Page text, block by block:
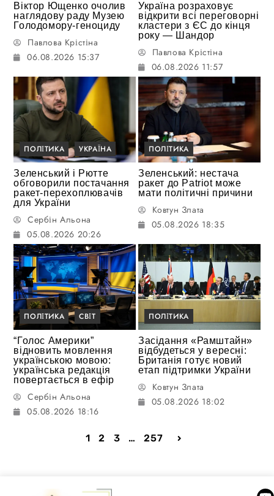
Віктор Ющенко очолив
наглядову раду Музею
Голодомору-геноциду
Павлова Крістіна
06.08.2026 15:37
Україна розраховує
відкрити всі переговорні
кластери з ЄС до кінця
року — Шандор
Павлова Крістіна
06.08.2026 11:57
ПОЛІТИКА УКРАЇНА
Зеленський і Рютте
обговорили постачання
ракет-перехоплювачів
для України
Сербін Альона
05.08.2026 20:26
ПОЛІТИКА
Зеленський: нестача
ракет до Patriot може
мати політичні причини
Ковтун Злата
05.08.2026 18:35
ПОЛІТИКА СВІТ
“Голос Америки”
відновить мовлення
українською мовою:
українська редакція
повертається в ефір
Сербін Альона
05.08.2026 18:16
ПОЛІТИКА
Засідання «Рамштайн»
відбудеться у вересні:
Британія готує новий
етап підтримки України
Ковтун Злата
05.08.2026 18:02
1 2 3 … 257